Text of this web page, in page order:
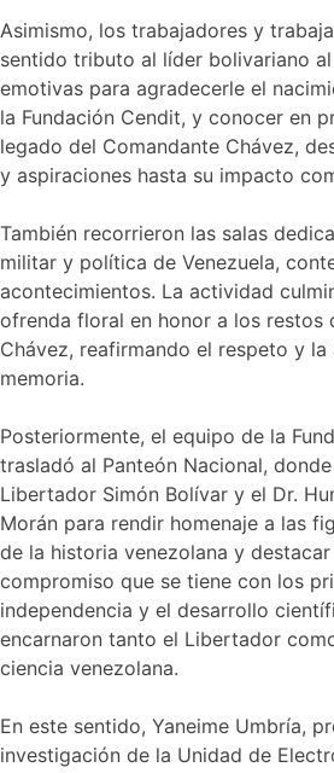
Asimismo, los trabajadores y
sentido tributo al líder bolivariano
emotivas para agradecerle el
la Fundación Cendit, y conocer en
legado del Comandante Chávez,
y aspiraciones hasta su impacto
También recorrieron las salas
militar y política de Venezuela,
acontecimientos. La actividad
ofrenda floral en honor a los restos
Chávez, reafirmando el respeto y
memoria.
Posteriormente, el equipo de la
trasladó al Panteón Nacional,
Libertador Simón Bolívar y el Dr.
Morán para rendir homenaje a las
de la historia venezolana y
compromiso que se tiene con los
independencia y el desarrollo
encarnaron tanto el Libertador
ciencia venezolana.
En este sentido, Yaneime Umbría,
investigación de la Unidad de